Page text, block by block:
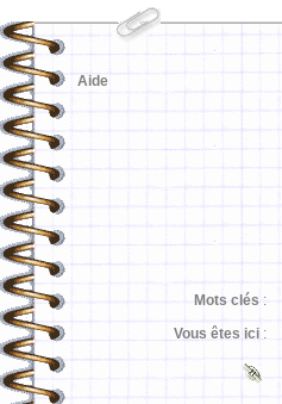
Aide
Mots clés :
Vous êtes ici :